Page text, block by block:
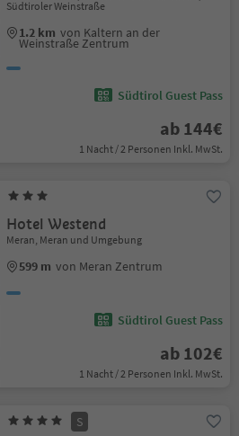
Südtiroler Weinstraße
1.2 km von Kaltern an der
Weinstraße Zentrum
Südtirol Guest Pass
ab 144€
1 Nacht / 2 Personen Inkl. MwSt.
Hotel Westend
Meran, Meran und Umgebung
599 m von Meran Zentrum
Südtirol Guest Pass
ab 102€
1 Nacht / 2 Personen Inkl. MwSt.
S